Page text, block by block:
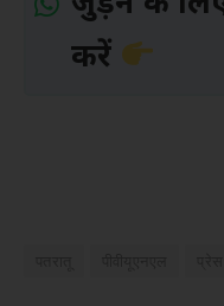
करें